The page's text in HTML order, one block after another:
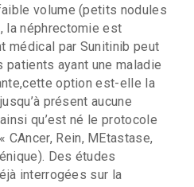
volume (petits nodules
la néphrectomie est
médical par Sunitinib peut
ayant une maladie
option est-elle la
présent aucune
qu’est né le protocole
CAncer, Rein, MEtastase,
Des études
interrogées sur la